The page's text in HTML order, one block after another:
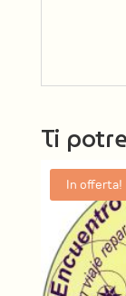
Ti
In offerta!